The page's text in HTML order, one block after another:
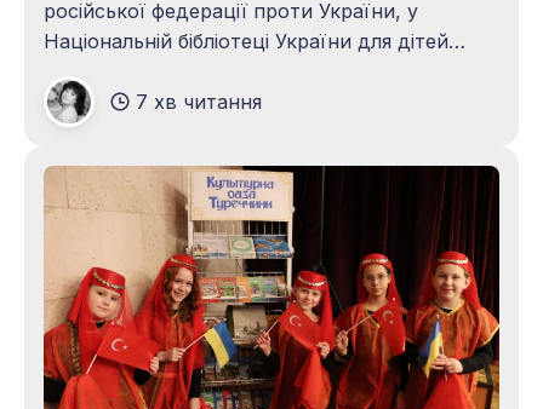
російської федерації проти України, у
Національній бібліотеці України для дітей
України, турботі про дітей і спільному
прагненні до миру на єдиній духовній
платформі представників вищого рангу
різних релігійних конфесій та
7 хв читання